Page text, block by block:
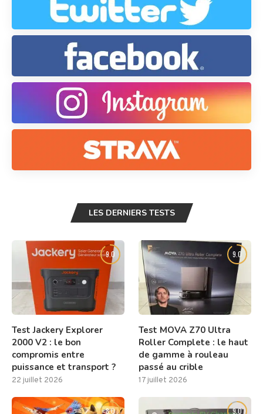
LES DERNIERS TESTS
9.0
Test Jackery Explorer
2000 V2 : le bon
compromis entre
puissance et transport ?
22 juillet 2026
9.0
Test MOVA Z70 Ultra
Roller Complete : le haut
de gamme à rouleau
passé au crible
17 juillet 2026
8.0 9.0